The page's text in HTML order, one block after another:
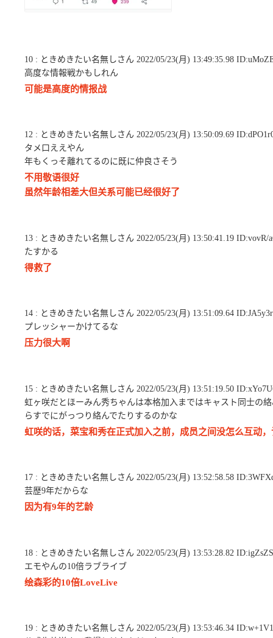
10 : ときめきたい名無しさん 2022/05/23(月) 13:49:35.98
高度な情報戦かもしれん
可能是高度的情报战
12 : ときめきたい名無しさん 2022/05/23(月) 13:50:09.69
タメ口ええやん
年もくっそ離れてるのに既に仲良さそう
不用敬语很好
虽然年龄相差大但关系可能已经很好了
13 : ときめきたい名無しさん 2022/05/23(月) 13:50:41.19 ID:vovR/
たすかる
得救了
14 : ときめきたい名無しさん 2022/05/23(月) 13:51:09.64
プレッシャーかけてるな
压力很大啊
15 : ときめきたい名無しさん 2022/05/23(月) 13:51:19.50
虹ヶ咲だとほーみん秀ちゃんは本格加入まではキャスト同士の
らすでにがっつり絡んでたりするのかな
虹咲的话，菜宝和秀在正式加入之前，成员之间没怎么互动
17 : ときめきたい名無しさん 2022/05/23(月) 13:52:58.58
芸歴9年だからな
因为有9年的艺龄
18 : ときめきたい名無しさん 2022/05/23(月) 13:53:28.82
エモやんの10倍ラブライブ
绘森彩的10倍LoveLive
19 : ときめきたい名無しさん 2022/05/23(月) 13:53:46.34